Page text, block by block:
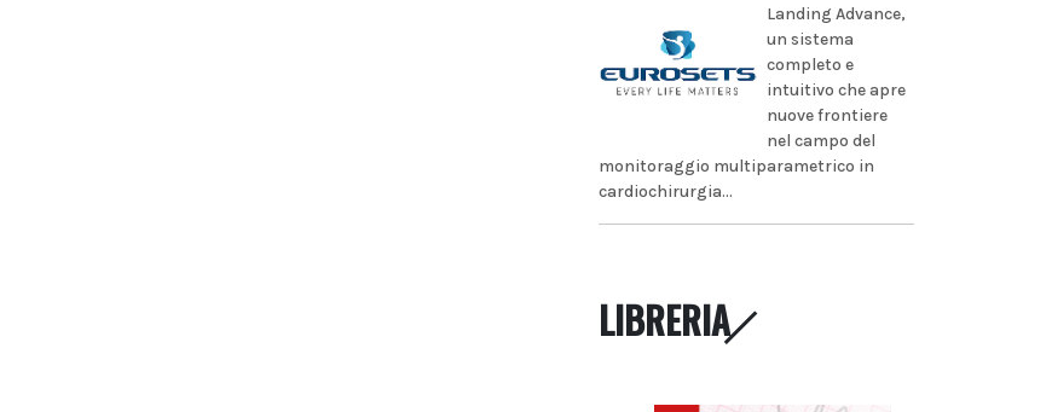
Landing Advance,
un sistema
completo e
intuitivo che apre
nuove frontiere
nel campo del
monitoraggio multiparametrico in
cardiochirurgia...
LIBRERIA